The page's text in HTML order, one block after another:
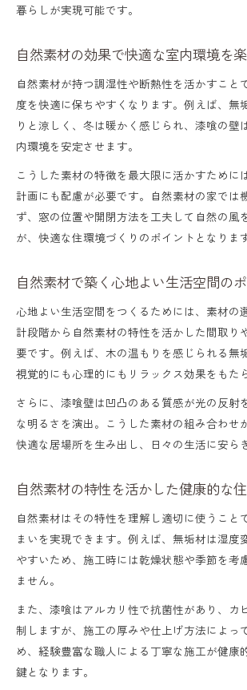
の秘訣
家づくり
江南市で人気の自然素材建築
を解説
健康住宅を目指すなら自然素材選
自然素材で実現する健康住宅
ト
自然素材選びが左右する住ま
健康住宅を支える自然素材の
ト
自然素材で叶うアレルギー対
ウス対策
温もりある住まいは自然素材から
自然素材がもたらす住まいの
自然素材で感じる暮らしの温
間
自然素材を使った温もり重視
自然素材の温もりを活かす住
工夫
自然素材住宅で実感する心地
理由
暮らしが実現可能です。
自然素材の効果で快適な室内環境を
自然素材が持つ調湿性や断熱性を活かすこと
度を快適に保ちやすくなります。例えば、無
りと涼しく、冬は暖かく感じられ、漆喰の壁
内環境を安定させます。
こうした素材の特徴を最大限に活かすために
計画にも配慮が必要です。自然素材の家では
ず、窓の位置や開閉方法を工夫して自然の風
が、快適な住環境づくりのポイントとなります
自然素材で築く心地よい生活空間の
心地よい生活空間をつくるためには、素材の
計段階から自然素材の特性を活かした間取り
要です。例えば、木の温もりを感じられる無
視覚的にも心理的にもリラックス効果をもた
さらに、漆喰壁は凹凸のある質感が光の反射
な明るさを演出。こうした素材の組み合わせ
快適な居場所を生み出し、日々の生活に安ら
自然素材の特性を活かした健康的な
自然素材はその特性を理解し適切に使うこと
まいを実現できます。例えば、無垢材は湿度
やすいため、施工時には乾燥状態や季節を考
ません。
また、漆喰はアルカリ性で抗菌性があり、カ
制しますが、施工の厚みや仕上げ方法によっ
め、経験豊富な職人による丁寧な施工が健康
鍵となります。